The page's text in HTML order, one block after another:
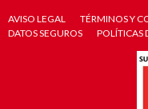
AVISO LEGAL
TÉRMINOS Y
DATOS SEGUROS
POLÍTICAS